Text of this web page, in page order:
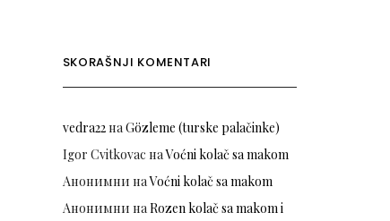
SKORAŠNJI KOMENTARI
vedra22наGözleme (turske palačinke)
Igor Cvitkovac наVoćni kolač sa makom
Анонимни наVoćni kolač sa makom
Анонимни наRozen kolač sa makom i